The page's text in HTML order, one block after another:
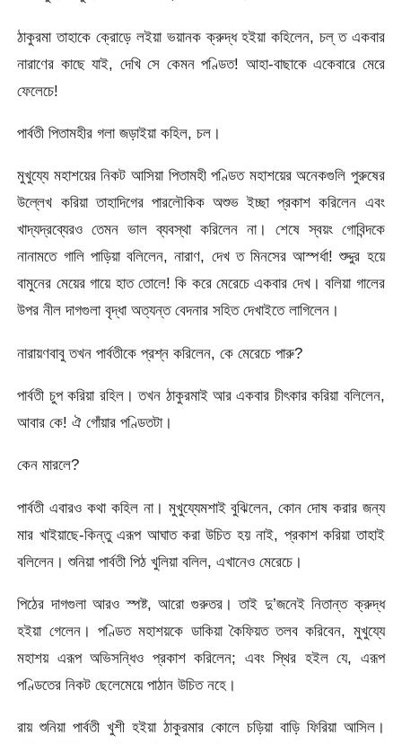
ঠাকুরমা তাহাকে ক্রোড়ে লইয়া ভয়ানক ক্রুদ্ধ হইয়া কহিলেন, চল্ ত একবার
নারাণের কাছে যাই, দেখি সে কেমন পণ্ডিত! আহা-বাছাকে একেবারে মেরে
ফেলেচে!
পার্বতী পিতামহীর গলা জড়াইয়া কহিল, চল।
মুখুয্যে মহাশয়ের নিকট আসিয়া পিতামহী পণ্ডিত মহাশয়ের অনেকগুলি পুরুষের
উল্লেখ করিয়া তাহাদিগের পারলৌকিক অশুভ ইচ্ছা প্রকাশ করিলেন এবং
খাদ্যদ্রব্যেরও তেমন ভাল ব্যবস্থা করিলেন না। শেষে স্বয়ং গোবিন্দকে
নানামতে গালি পাড়িয়া বলিলেন, নারাণ, দেখ ত মিনসের আস্পর্ধা! শুদ্দুর হয়ে
বামুনের মেয়ের গায়ে হাত তোলে! কি করে মেরেচে একবার দেখ। বলিয়া গালের
উপর নীল দাগগুলা বৃদ্ধা অত্যন্ত বেদনার সহিত দেখাইতে লাগিলেন।
নারায়ণবাবু তখন পার্বতীকে প্রশ্ন করিলেন, কে মেরেচে পারু?
পার্বতী চুপ করিয়া রহিল। তখন ঠাকুরমাই আর একবার চীৎকার করিয়া বলিলেন,
আবার কে! ঐ গোঁয়ার পণ্ডিতটা।
কেন মারলে?
পার্বতী এবারও কথা কহিল না। মুখুয্যেমশাই বুঝিলেন, কোন দোষ করার জন্য
মার খাইয়াছে-কিন্তু এরূপ আঘাত করা উচিত হয় নাই, প্রকাশ করিয়া তাহাই
বলিলেন। শুনিয়া পার্বতী পিঠ খুলিয়া বলিল, এখানেও মেরেচে।
পিঠের দাগগুলা আরও স্পষ্ট, আরো গুরুতর। তাই দু’জনেই নিতান্ত ক্রুদ্ধ
হইয়া গেলেন। পণ্ডিত মহাশয়কে ডাকিয়া কৈফিয়ত তলব করিবেন, মুখুয্যে
মহাশয় এরূপ অভিসন্ধিও প্রকাশ করিলেন; এবং স্থির হইল যে, এরূপ
পণ্ডিতের নিকট ছেলেমেয়ে পাঠান উচিত নহে।
রায় শুনিয়া পার্বতী খুশী হইয়া ঠাকুরমার কোলে চড়িয়া বাড়ি ফিরিয়া আসিল।